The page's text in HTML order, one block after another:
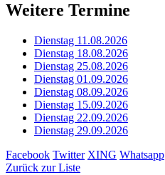
Weitere Termine
Dienstag 11.08.2026
Dienstag 18.08.2026
Dienstag 25.08.2026
Dienstag 01.09.2026
Dienstag 08.09.2026
Dienstag 15.09.2026
Dienstag 22.09.2026
Dienstag 29.09.2026
Facebook Twitter XING Whatsapp
Zurück zur Liste